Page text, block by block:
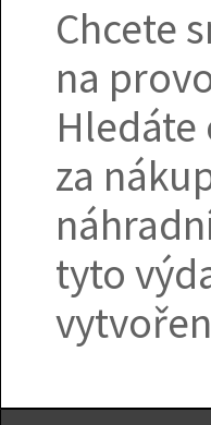
Chcete
na
za
tyto